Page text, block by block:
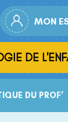
MON
DE
DU PROF’